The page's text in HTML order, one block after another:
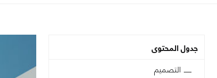
جدول المحتوى
التصميم